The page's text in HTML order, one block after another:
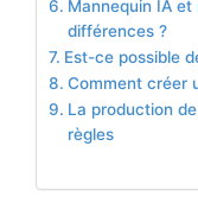
Mannequin IA et
différences ?
Est-ce possible
Comment créer
La production
règles